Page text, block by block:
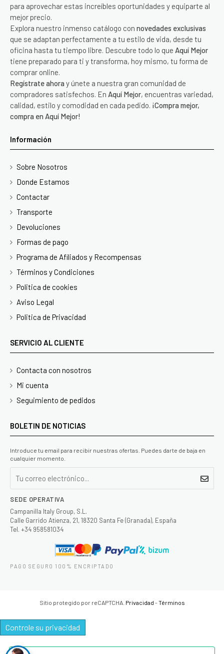
para aprovechar estas increíbles oportunidades y equiparte al
mejor precio.
Explora nuestro inmenso catálogo con novedades exclusivas
que se adaptan perfectamente a tu estilo de vida, desde tu
oficina hasta tu tiempo libre. Descubre todo lo que Aquí Mejor
tiene preparado para ti y transforma, hoy mismo, tu forma de
comprar online.
Regístrate ahora y únete a nuestra gran comunidad de
compradores satisfechos. En Aquí Mejor, encuentras variedad,
calidad, estilo y comodidad en cada pedido. ¡Compra mejor,
compra en Aquí Mejor!
Información
Sobre Nosotros
Donde Estamos
Contactar
Transporte
Devoluciones
Formas de pago
Programa de Afiliados y Recompensas
Términos y Condiciones
Politica de cookies
Aviso Legal
Politica de Privacidad
SERVICIO AL CLIENTE
Contacta con nosotros
Mi cuenta
Seguimiento de pedidos
BOLETIN DE NOTICIAS
Introduce tu email para recibir nuestras ofertas. Puedes darte de baja en
cualquier momento.
SEDE OPERATIVA
Campanilla Italy Group, S.L.
Calle Garrido Atienza, 21, 18320 Santa Fe (Granada), España
Tel. +34 958581034
PAGO SEGURO 100% ENCRIPTADO
Sitio protegido por reCAPTCHA. Privacidad -Términos
Controle su privacidad